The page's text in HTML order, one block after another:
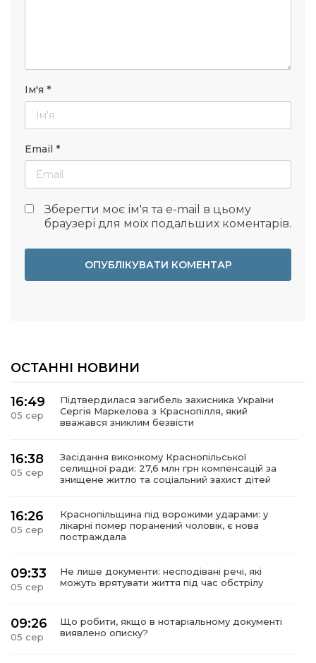
Ім'я *
Email *
Зберегти моє ім'я та e-mail в цьому
браузері для моїх подальших коментарів.
ОСТАННІ НОВИНИ
16:49
05 сер
Підтвердилася загибель захисника України
Сергія Маркелова з Краснопілля, який
вважався зниклим безвісти
16:38
05 сер
Засідання виконкому Краснопільської
селищної ради: 27,6 млн грн компенсацій за
знищене житло та соціальний захист дітей
16:26
05 сер
Краснопільщина під ворожими ударами: у
лікарні помер поранений чоловік, є нова
постраждала
09:33
05 сер
Не лише документи: несподівані речі, які
можуть врятувати життя під час обстрілу
09:26
05 сер
Що робити, якщо в нотаріальному документі
виявлено описку?